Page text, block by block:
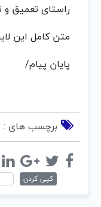
راستای تعمیق‌
متن کامل این
پایان پیام/
برچسب های :
کپی کردن